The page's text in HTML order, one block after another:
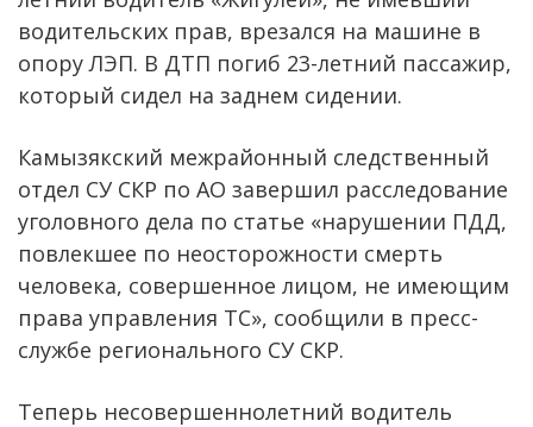
водительских прав, врезался на машине в
опору ЛЭП. В ДТП погиб 23-летний пассажир,
который сидел на заднем сидении.
Камызякский межрайонный следственный
отдел СУ СКР по АО завершил расследование
уголовного дела по статье «нарушении ПДД,
повлекшее по неосторожности смерть
человека, совершенное лицом, не имеющим
права управления ТС», сообщили в пресс-
службе регионального СУ СКР.
Теперь несовершеннолетний водитель